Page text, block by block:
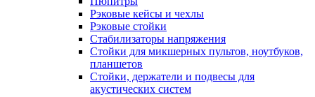
Рэковые кейсы и чехлы
Рэковые стойки
Стабилизаторы напряжения
Стойки для микшерных пультов, ноутбуков,
планшетов
Стойки, держатели и подвесы для
акустических систем